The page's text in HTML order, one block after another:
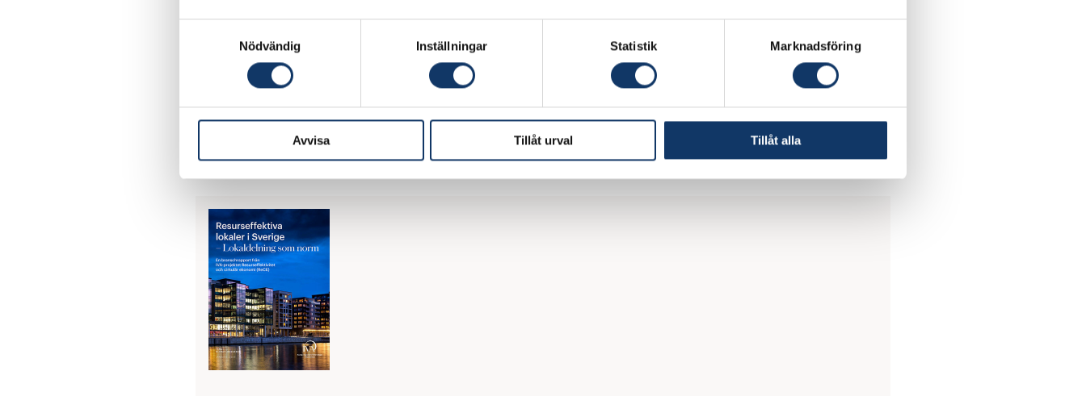
Nödvändig
Inställningar Statistik Marknadsföring
Avvisa Tillåt urval Tillåt alla
Arbetet har skett inom ramen för IVA-projektet Resurseffektivitet och cirkulär ekonomi
, som syftar
till att stärka Sveriges konkurrenskraft för en framtid med begränsade resurser i linje med FNs
globala hållbarhetsmål.
- Projektets vision är att Sverige ska bli den ledande nationen för ett resurseffektivt, cirkulärt
samhälle, sägerCaroline Ankarcrona, projektledare på IVA.